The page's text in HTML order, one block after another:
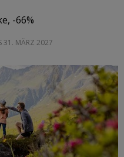
-66%
31. MÄRZ 2027